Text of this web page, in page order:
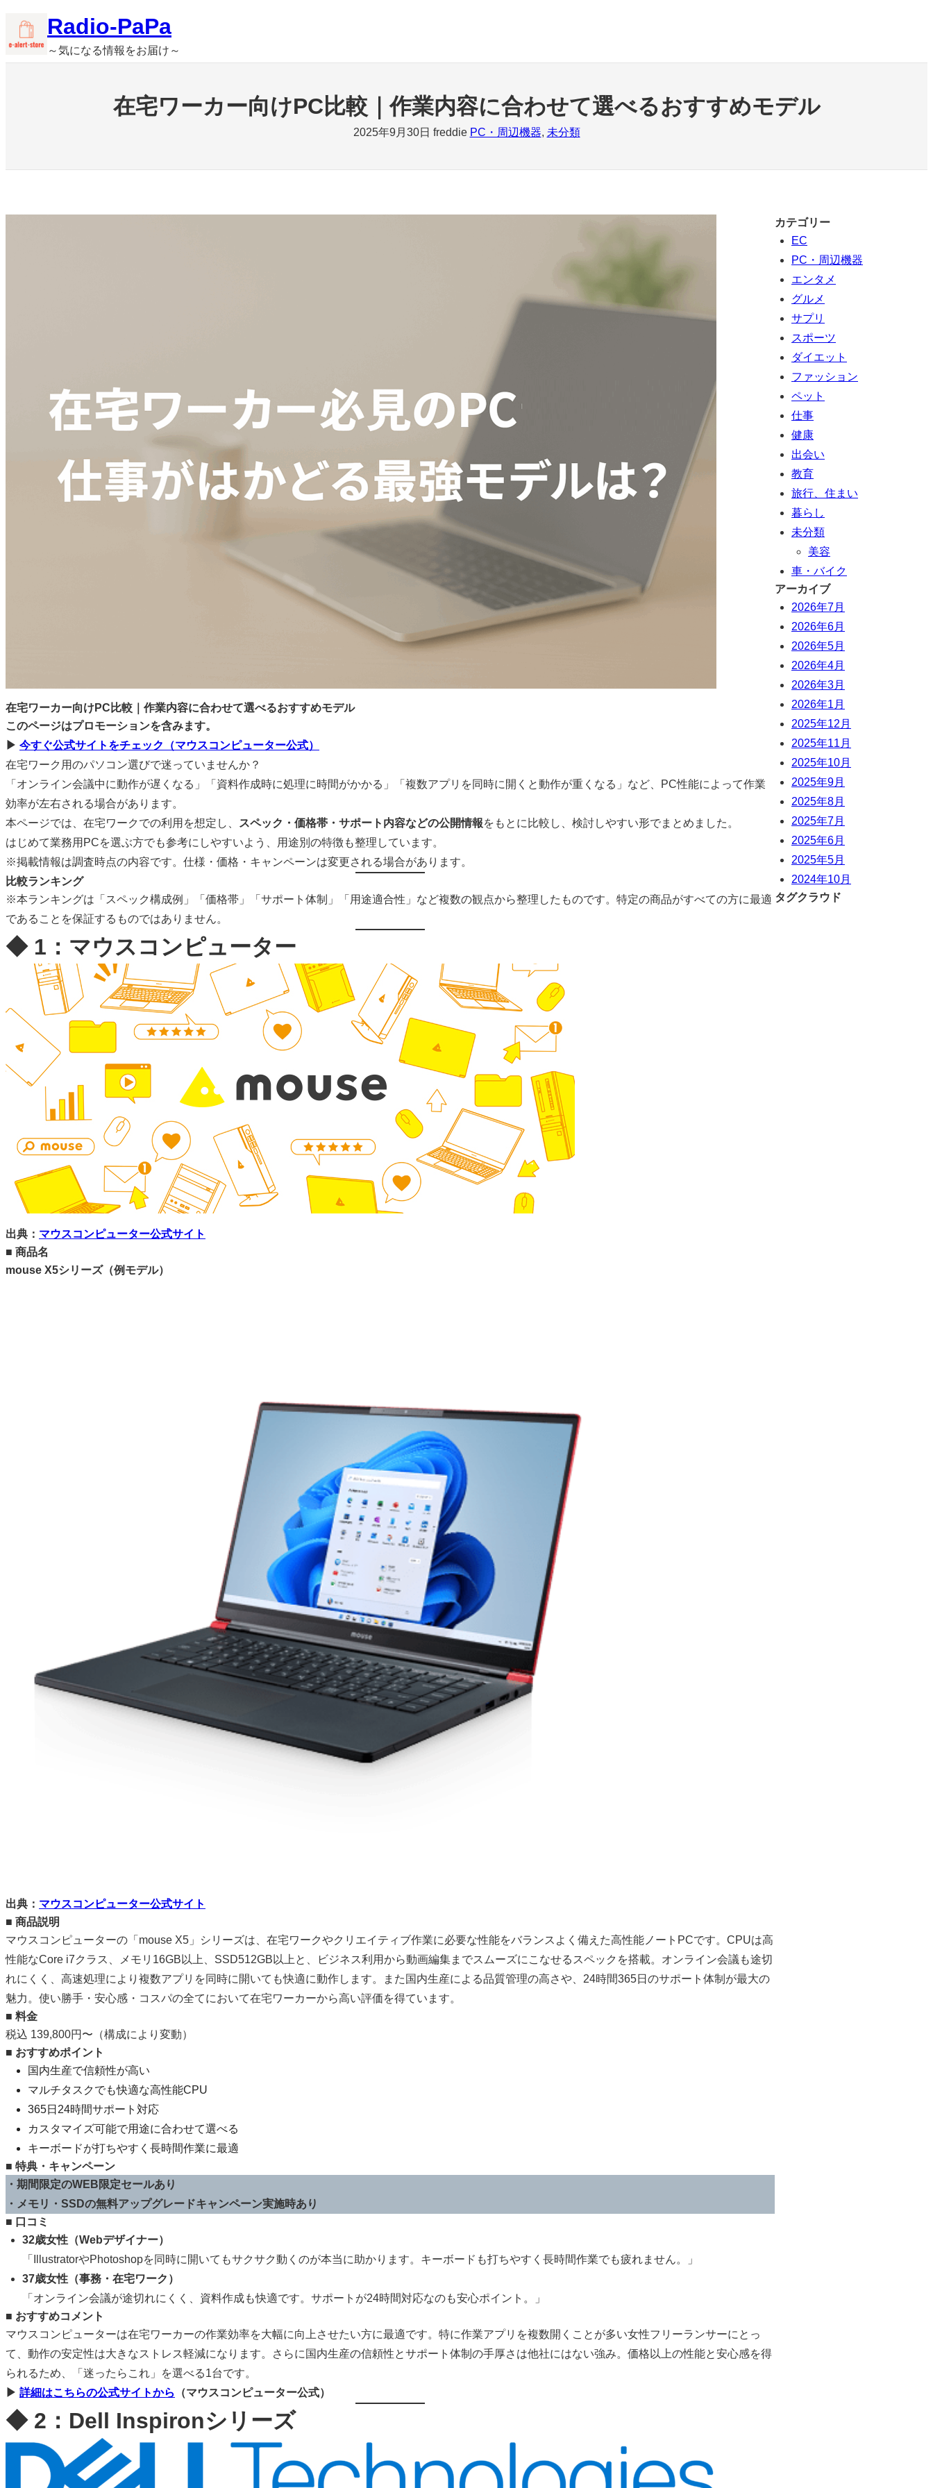
Radio-PaPa
～気になる情報をお届け～
在宅ワーカー向けPC比較｜作業内容に合わせて選べるおすすめモデル
2025年9月30日 freddie PC・周辺機器, 未分類
在宅ワーカー向けPC比較｜作業内容に合わせて選べるおすすめモデル
このページはプロモーションを含みます。
▶ 今すぐ公式サイトをチェック（マウスコンピューター公式）
在宅ワーク用のパソコン選びで迷っていませんか？
「オンライン会議中に動作が遅くなる」「資料作成時に処理に時間がかかる」「複数アプリを同時に開くと動作が重くなる」など、PC性能によって作業
効率が左右される場合があります。
本ページでは、在宅ワークでの利用を想定し、
スペック・価格帯・サポート内容などの公開情報をもとに比較し、検討しやすい形でまとめました。
はじめて業務用PCを選ぶ方でも参考にしやすいよう、用途別の特徴も整理しています。
※掲載情報は調査時点の内容です。仕様・価格・キャンペーンは変更される場合があります。
比較ランキング
※本ランキングは「スペック構成例」「価格帯」「サポート体制」「用途適合性」など複数の観点から整理したものです。特定の商品がすべての方に最適
であることを保証するものではありません。
◆ 1：マウスコンピューター
出典： マウスコンピューター公式サイト
■ 商品名
mouse X5シリーズ（例モデル）
出典： マウスコンピューター公式サイト
■ 商品説明
マウスコンピューターの「mouse X5」シリーズは、在宅ワークやクリエイティブ作業に必要な性能をバランスよく備えた高性能ノートPCです。CPUは高
性能なCore i7クラス、メモリ16GB以上、SSD512GB以上と、ビジネス利用から動画編集までスムーズにこなせるスペックを搭載。オンライン会議も途切
れにくく、高速処理により複数アプリを同時に開いても快適に動作します。また国内生産による品質管理の高さや、24時間365日のサポート体制が最大の
魅力。使い勝手・安心感・コスパの全てにおいて在宅ワーカーから高い評価を得ています。
■ 料金
税込 139,800円〜（構成により変動）
■ おすすめポイント
国内生産で信頼性が高い
マルチタスクでも快適な高性能CPU
365日24時間サポート対応
カスタマイズ可能で用途に合わせて選べる
キーボードが打ちやすく長時間作業に最適
■ 特典・キャンペーン
・期間限定のWEB限定セールあり
・メモリ・SSDの無料アップグレードキャンペーン実施時あり
■ 口コミ
32歳女性（Webデザイナー）
「IllustratorやPhotoshopを同時に開いてもサクサク動くのが本当に助かります。キーボードも打ちやすく長時間作業でも疲れません。」
37歳女性（事務・在宅ワーク）
「オンライン会議が途切れにくく、資料作成も快適です。サポートが24時間対応なのも安心ポイント。」
■ おすすめコメント
マウスコンピューターは在宅ワーカーの作業効率を大幅に向上させたい方に最適です。特に作業アプリを複数開くことが多い女性フリーランサーにとっ
て、動作の安定性は大きなストレス軽減になります。さらに国内生産の信頼性とサポート体制の手厚さは他社にはない強み。価格以上の性能と安心感を得
られるため、「迷ったらこれ」を選べる1台です。
▶ 詳細はこちらの公式サイトから （マウスコンピューター公式）
◆ 2：Dell Inspironシリーズ
カテゴリー
EC
PC・周辺機器
エンタメ
グルメ
サプリ
スポーツ
ダイエット
ファッション
ペット
仕事
健康
出会い
教育
旅行、住まい
暮らし
未分類
美容
車・バイク
アーカイブ
2026年7月
2026年6月
2026年5月
2026年4月
2026年3月
2026年1月
2025年12月
2025年11月
2025年10月
2025年9月
2025年8月
2025年7月
2025年6月
2025年5月
2024年10月
タグクラウド